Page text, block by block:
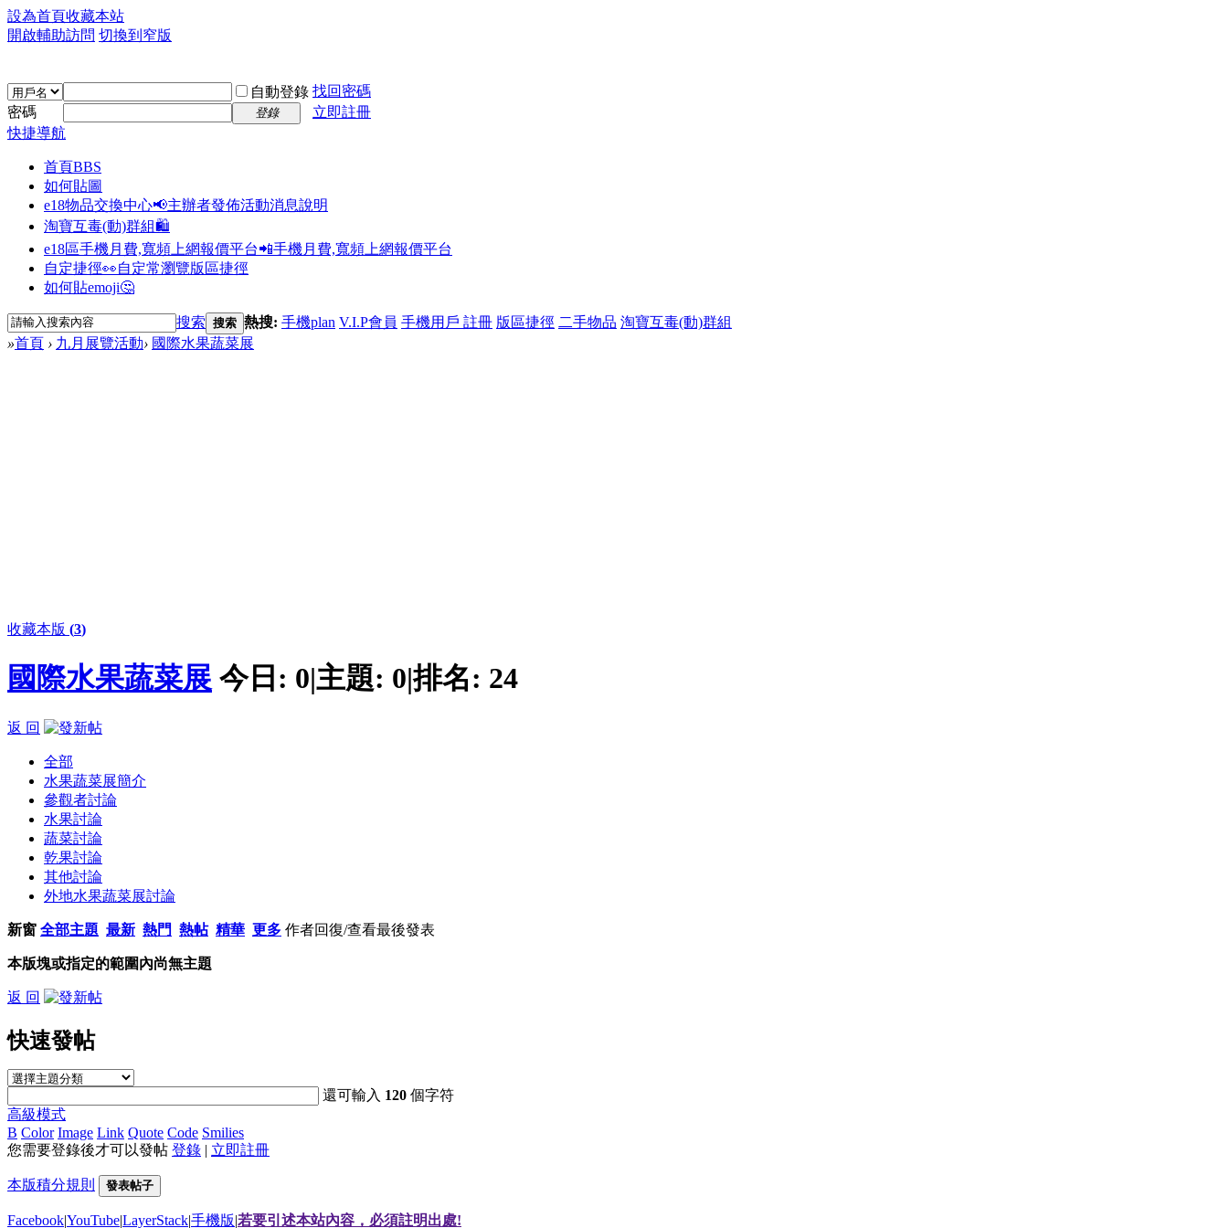
設為首頁收藏本站
開啟輔助訪問 切換到窄版
自動登錄 找回密碼
密碼
登錄
立即註冊
快捷導航
首頁BBS
如何貼圖
e18物品交換中心📢主辦者發佈活動消息說明
淘寶互毒(動)群組🛍️
e18區手機月費,寬頻上網報價平台📲手機月費,寬頻上網報價平台
自定捷徑👀自定常瀏覽版區捷徑
如何貼emoji🤔
搜索 搜索 熱搜: 手機plan V.I.P會員 手機用戶 註冊 版區捷徑 二手物品 淘寶互毒(動)群組
»首頁 › 九月展覽活動› 國際水果蔬菜展
收藏本版 (3)
國際水果蔬菜展 今日: 0|主題: 0|排名: 24
返 回
全部
水果蔬菜展簡介
參觀者討論
水果討論
蔬菜討論
乾果討論
其他討論
外地水果蔬菜展討論
新窗 全部主題 最新 熱門 熱帖 精華 更多 作者回復/查看最後發表
本版塊或指定的範圍內尚無主題
返 回
快速發帖
還可輸入 120 個字符
高級模式
B Color Image Link Quote Code Smilies
您需要登錄後才可以發帖 登錄 | 立即註冊
本版積分規則 發表帖子
Facebook|YouTube|LayerStack|手機版|若要引述本站內容，必須註明出處!